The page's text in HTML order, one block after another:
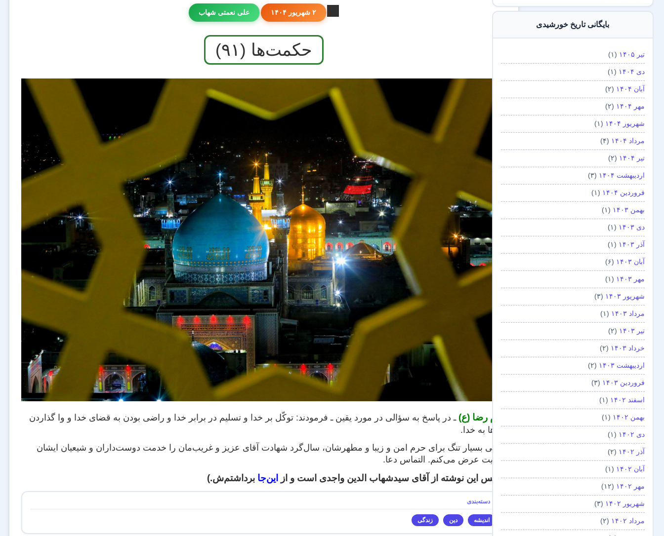
۲ شهریور ۱۴۰۴ علی نعمتی شهاب
حکمت‌ها (۹۱)
امام رضا (ع) ـ در پاسخ به سؤالی در مورد یقین ـ فرمودند: توکّل بر خدا و تسلیم در برابر خدا و راضى بودن به قضاى خدا و وا گذاردن
کارها به خدا.
با دلی بسیار تنگ برای حرم امن و زیبا و مطهرشان، سال‌گرد شهادت آقای عزیز و غریب‌مان را خدمت دوست‌داران و شیعیان ایشان
تسلیت عرض می‌کنم. التماس دعا.
(عکس این نوشته از آقای سیدشهاب الدین واجدی است و از این‌جا برداشتم‌ش.)
اندیشه دین زندگی
بایگانی تاریخ خورشیدی
تیر ۱۴۰۵ (۱)
دی ۱۴۰۴ (۱)
آبان ۱۴۰۴ (۲)
مهر ۱۴۰۴ (۲)
شهریور ۱۴۰۴ (۱)
مرداد ۱۴۰۴ (۴)
تیر ۱۴۰۴ (۲)
اردیبهشت ۱۴۰۴ (۳)
فروردین ۱۴۰۴ (۱)
بهمن ۱۴۰۳ (۱)
دی ۱۴۰۳ (۱)
آذر ۱۴۰۳ (۱)
آبان ۱۴۰۳ (۶)
مهر ۱۴۰۳ (۱)
شهریور ۱۴۰۳ (۳)
مرداد ۱۴۰۳ (۱)
تیر ۱۴۰۳ (۲)
خرداد ۱۴۰۳ (۲)
اردیبهشت ۱۴۰۳ (۲)
فروردین ۱۴۰۳ (۳)
اسفند ۱۴۰۲ (۱)
بهمن ۱۴۰۲ (۱)
دی ۱۴۰۲ (۱)
آذر ۱۴۰۲ (۲)
آبان ۱۴۰۲ (۱)
مهر ۱۴۰۲ (۱۲)
شهریور ۱۴۰۲ (۳)
مرداد ۱۴۰۲ (۲)